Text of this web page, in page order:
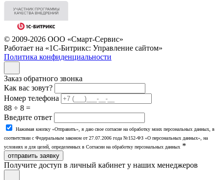
© 2009-2026 ООО «Смарт-Сервис»
Работает на «1С-Битрикс: Управление сайтом»
Политика конфиденциальности
Заказ обратного звонка
Как вас зовут?
Номер телефона
88 ÷ 8 =
Введите ответ
Нажимая кнопку «Отправить», я даю свое согласие на обработку моих персональных данных, в
соответствии с Федеральным законом от 27.07.2006 года №152-ФЗ «О персональных данных», на
условиях и для целей, определенных в Согласии на обработку персональных данных *
отправить заявку
Получите доступ в личный кабинет у наших менеджеров